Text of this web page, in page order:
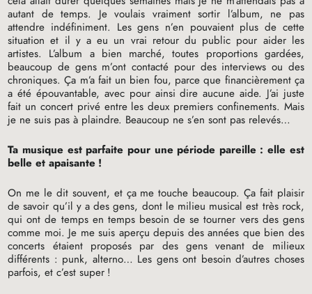
autant de temps. Je voulais vraiment sortir l’album, ne pas
attendre indéfiniment. Les gens n’en pouvaient plus de cette
situation et il y a eu un vrai retour du public pour aider les
artistes. L’album a bien marché, toutes proportions gardées,
beaucoup de gens m’ont contacté pour des interviews ou des
chroniques. Ça m’a fait un bien fou, parce que financièrement ça
a été épouvantable, avec pour ainsi dire aucune aide. J’ai juste
fait un concert privé entre les deux premiers confinements. Mais
je ne suis pas à plaindre. Beaucoup ne s’en sont pas relevés…
Ta musique est parfaite pour une période pareille : elle est
belle et apaisante !
On me le dit souvent, et ça me touche beaucoup. Ça fait plaisir
de savoir qu’il y a des gens, dont le milieu musical est très rock,
qui ont de temps en temps besoin de se tourner vers des gens
comme moi. Je me suis aperçu depuis des années que bien des
concerts étaient proposés par des gens venant de milieux
différents : punk, alterno… Les gens ont besoin d’autres choses
parfois, et c’est super !